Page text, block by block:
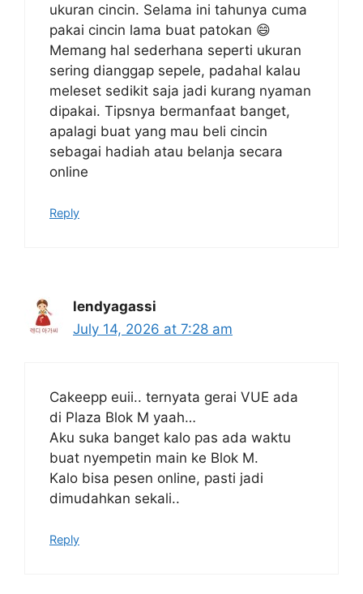
ukuran cincin. Selama ini tahunya cuma
pakai cincin lama buat patokan 😄
Memang hal sederhana seperti ukuran
sering dianggap sepele, padahal kalau
meleset sedikit saja jadi kurang nyaman
dipakai. Tipsnya bermanfaat banget,
apalagi buat yang mau beli cincin
sebagai hadiah atau belanja secara
online
Reply
lendyagassi
July 14, 2026 at 7:28 am
Cakeepp euii.. ternyata gerai VUE ada
di Plaza Blok M yaah…
Aku suka banget kalo pas ada waktu
buat nyempetin main ke Blok M.
Kalo bisa pesen online, pasti jadi
dimudahkan sekali..
Reply